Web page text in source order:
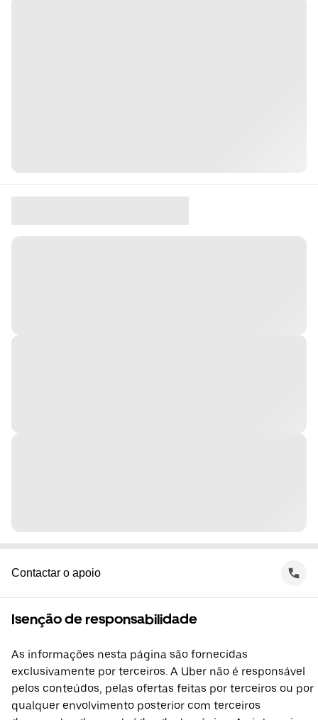
Contactar o apoio
Isenção de responsabilidade
As informações nesta página são fornecidas
exclusivamente por terceiros. A Uber não é responsável
pelos conteúdos, pelas ofertas feitas por terceiros ou por
qualquer envolvimento posterior com terceiros